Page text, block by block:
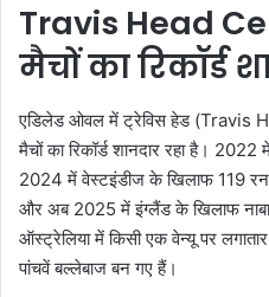
Travis Head
मैचों का रिकॉर्ड
एडिलेड ओवल में ट्रेविस हेड (Travis
मैचों का रिकॉर्ड शानदार रहा है।
2024 में वेस्टइंडीज के खिलाफ 119
और अब 2025 में इंग्लैंड के खिलाफ
ऑस्ट्रेलिया में किसी एक वेन्यू पर
पांचवें बल्लेबाज बन गए हैं।